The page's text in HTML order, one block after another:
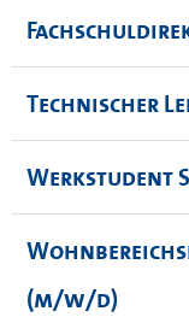
Technischer
Werkstudent
(m/w/d)